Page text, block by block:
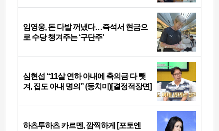
임영웅, 돈 다발 꺼냈다…즉석서 현금으
로 수당 챙겨주는 ‘구단주’
심현섭 “11살 연하 아내에 축의금 다 뺏
겨, 집도 아내 명의” (동치미)[결정적장면]
하츠투하츠 카르멘, 깜찍하게 [포토엔